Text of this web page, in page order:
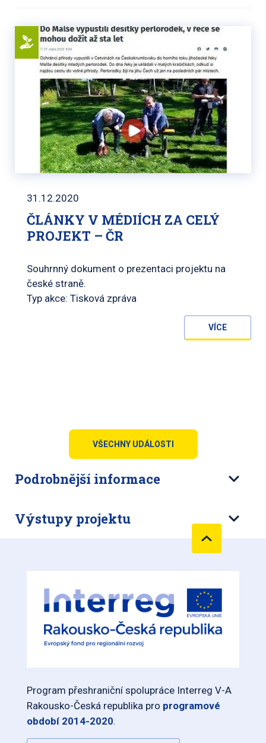
31.12.2020
ČLÁNKY V MÉDIÍCH ZA CELÝ
PROJEKT – ČR
Souhrnný dokument o prezentaci projektu na
české straně.
Typ akce: Tisková zpráva
VÍCE
VŠECHNY UDÁLOSTI
Podrobnější informace
Výstupy projektu
Program přeshraniční spolupráce Interreg V-A
Rakousko-Česká republika pro programové
období 2014-2020.